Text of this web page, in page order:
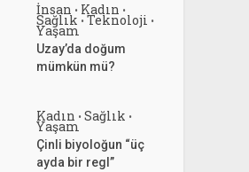
İnsan • Kadın •
Sağlık • Teknoloji •
Yaşam
Uzay’da doğum
mümkün mü?
Kadın • Sağlık •
Yaşam
Çinli biyoloğun “üç
ayda bir regl”